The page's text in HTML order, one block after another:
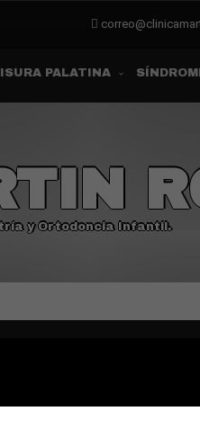
PALATINA
y Ortodoncia Infantil.